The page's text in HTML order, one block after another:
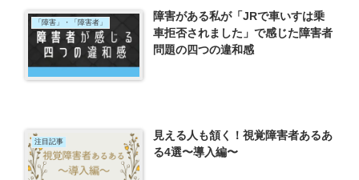
「障害」・「障害者」
障害がある私が「JRで車いすは乗
車拒否されました」で感じた障害者
問題の四つの違和感
注目記事
見える人も頷く！視覚障害者あるあ
る4選〜導入編〜